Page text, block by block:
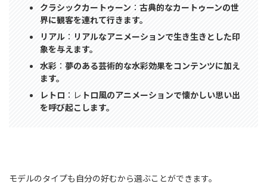
クラシックカートゥーン ： 古典的なカートゥーンの世
界に観客を連れて行きます。
リアル ： リアルなアニメーションで生き生きとした印
象を与えます。
水彩 ： 夢のある芸術的な水彩効果をコンテンツに加え
ます。
レトロ ：レ トロ風のアニメーションで懐かしい思い出
を呼び起こします。
モデルのタイプも自分の好むから選ぶことができます。